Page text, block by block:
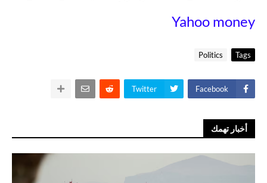
Yahoo money
Tags
Politics
Facebook
Twitter
أخبار تهمك